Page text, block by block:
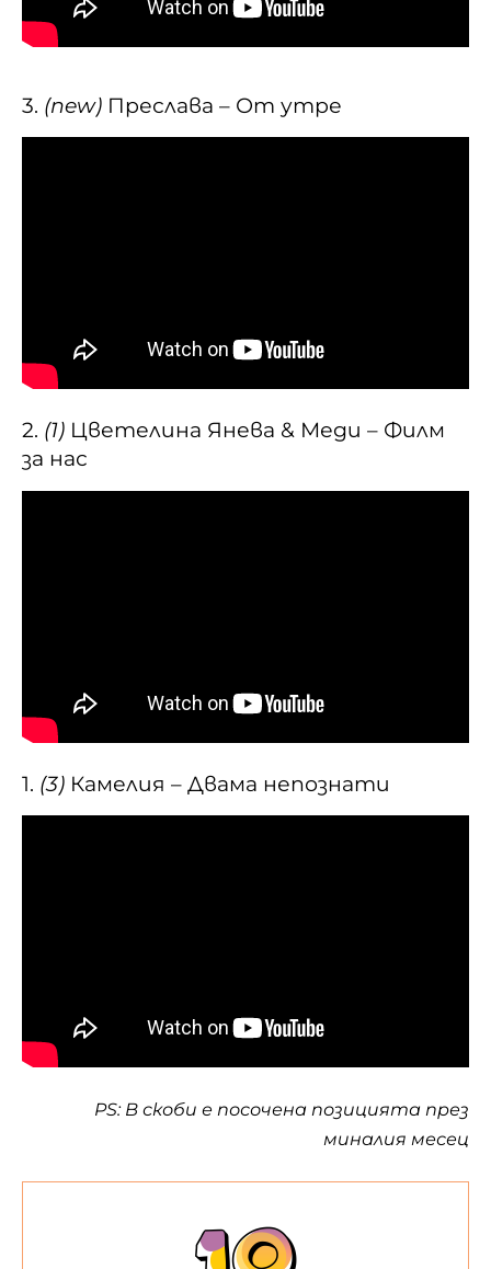
3. (new) Преслава – От утре
2. (1) Цветелина Янева & Меди – Филм
за нас
1. (3) Камелия – Двама непознати
PS: В скоби е посочена позицията през
миналия месец